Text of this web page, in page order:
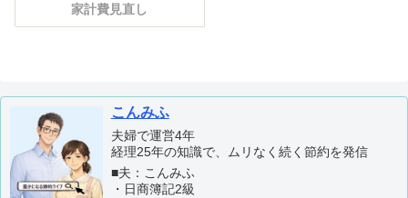
家計費見直し
こんみふ
夫婦で運営4年
経理25年の知識で、ムリなく続く節約を発信
■夫：こんみふ
・日商簿記2級